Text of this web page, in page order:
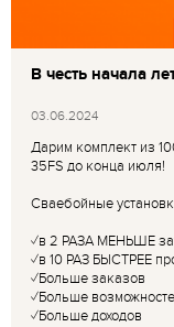
В честь начала
03.06.2024
Дарим комплект из
35FS до конца июля!
Сваебойные
✓в 2 РАЗА МЕНЬШЕ
✓в 10 РАЗ БЫСТРЕЕ
✓Больше заказов
✓Больше
✓Больше доходов